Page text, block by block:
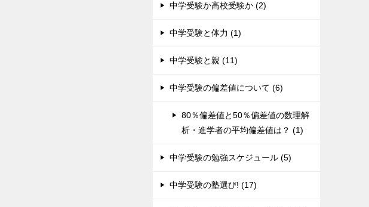
中学受験か高校受験か (2)
中学受験と体力 (1)
中学受験と親 (11)
中学受験の偏差値について (6)
80％偏差値と50％偏差値の数理解
析・進学者の平均偏差値は？ (1)
中学受験の勉強スケジュール (5)
中学受験の塾選び! (17)